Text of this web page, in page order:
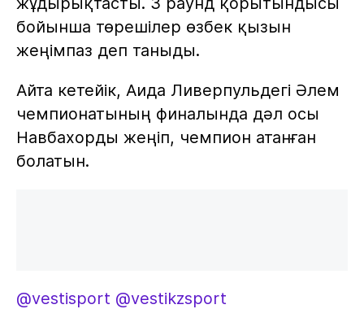
бойынша төрешілер өзбек қызын
жеңімпаз деп таныды.
Айта кетейік, Аида Ливерпульдегі Әлем
чемпионатының финалында дәл осы
Навбахорды жеңіп, чемпион атанған
болатын.
@vestisport @vestikzsport